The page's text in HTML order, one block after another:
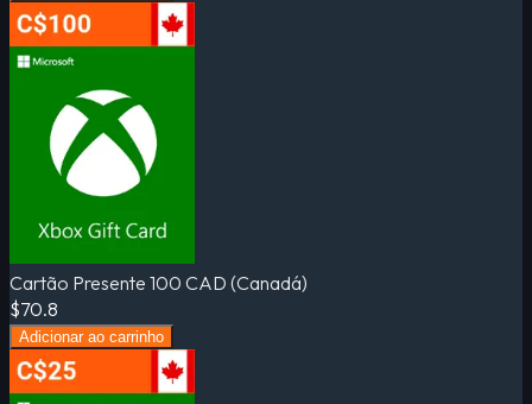
Cartão Presente 100 CAD (Canadá)
$70.8
Adicionar ao carrinho